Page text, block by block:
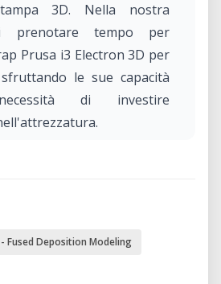
3D. Nella nostra
prenotare tempo per
Prusa i3 Electron 3D per
le sue capacità
di investire
il design della Prusa i3
- Fused Deposition Modeling